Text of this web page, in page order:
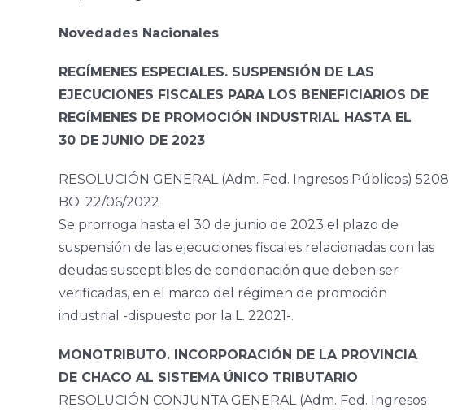
Novedades Nacionales
REGÍMENES ESPECIALES. SUSPENSIÓN DE LAS
EJECUCIONES FISCALES PARA LOS BENEFICIARIOS DE
REGÍMENES DE PROMOCIÓN INDUSTRIAL HASTA EL
30 DE JUNIO DE 2023
RESOLUCIÓN GENERAL (Adm. Fed. Ingresos Públicos) 5208
BO: 22/06/2022
Se prorroga hasta el 30 de junio de 2023 el plazo de
suspensión de las ejecuciones fiscales relacionadas con las
deudas susceptibles de condonación que deben ser
verificadas, en el marco del régimen de promoción
industrial -dispuesto por la L. 22021-.
MONOTRIBUTO. INCORPORACIÓN DE LA PROVINCIA
DE CHACO AL SISTEMA ÚNICO TRIBUTARIO
RESOLUCIÓN CONJUNTA GENERAL (Adm. Fed. Ingresos